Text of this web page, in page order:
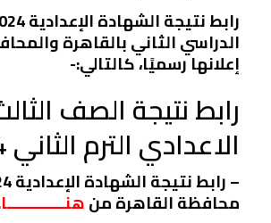
الدراسي الثاني بالقاهرة
إعلانها رسميًا، كالتالي:-
رابط نتيجة الصف
الاعدادي الترم الثاني 2024
محافظة القاهرة منهنـــــــــــــا